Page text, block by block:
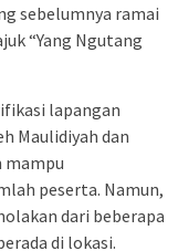
sebelumnya ramai
“Yang Ngutang
lapangan
Maulidiyah dan
mampu
peserta. Namun,
dari beberapa
di lokasi.